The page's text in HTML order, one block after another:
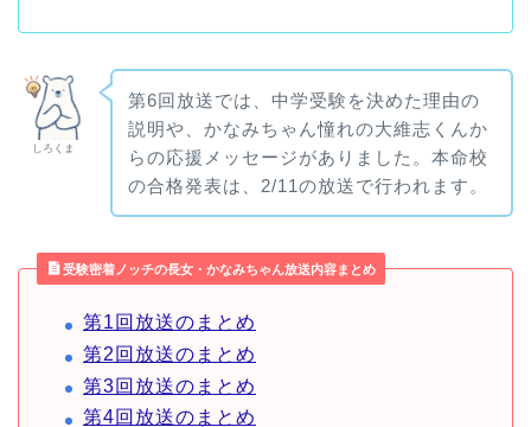
しろくま
第6回放送では、中学受験を決めた理由の
説明や、かなみちゃん憧れの大維志くんか
らの応援メッセージがありました。本命校
の合格発表は、2/11の放送で行われます。
受験密着ノッチの長女・かなみちゃん放送内容まとめ
第1回放送のまとめ
第2回放送のまとめ
第3回放送のまとめ
第4回放送のまとめ